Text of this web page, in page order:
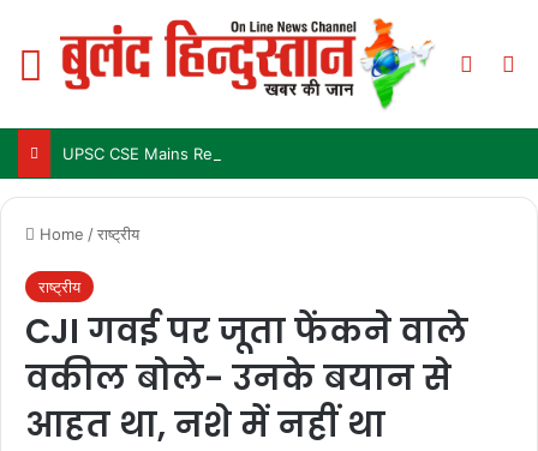
Menu
Home /राष्ट्रीय
राष्ट्रीय
CJI गवई पर जूता फेंकने वाले
वकील बोले- उनके बयान से
आहत था, नशे में नहीं था